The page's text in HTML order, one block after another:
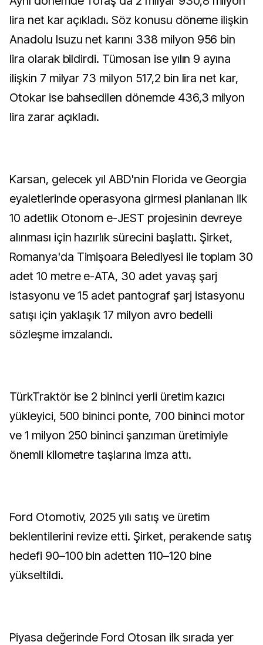
lira net kar açıkladı. Söz konusu döneme ilişkin
Anadolu Isuzu net karını 338 milyon 956 bin
lira olarak bildirdi. Tümosan ise yılın 9 ayına
ilişkin 7 milyar 73 milyon 517,2 bin lira net kar,
Otokar ise bahsedilen dönemde 436,3 milyon
lira zarar açıkladı.
Karsan, gelecek yıl ABD'nin Florida ve Georgia
eyaletlerinde operasyona girmesi planlanan ilk
10 adetlik Otonom e-JEST projesinin devreye
alınması için hazırlık sürecini başlattı. Şirket,
Romanya'da Timişoara Belediyesi ile toplam 30
adet 10 metre e-ATA, 30 adet yavaş şarj
istasyonu ve 15 adet pantograf şarj istasyonu
satışı için yaklaşık 17 milyon avro bedelli
sözleşme imzalandı.
TürkTraktör ise 2 bininci yerli üretim kazıcı
yükleyici, 500 bininci ponte, 700 bininci motor
ve 1 milyon 250 bininci şanzıman üretimiyle
önemli kilometre taşlarına imza attı.
Ford Otomotiv, 2025 yılı satış ve üretim
beklentilerini revize etti. Şirket, perakende satış
hedefi 90–100 bin adetten 110–120 bine
yükseltildi.
Piyasa değerinde Ford Otosan ilk sırada yer